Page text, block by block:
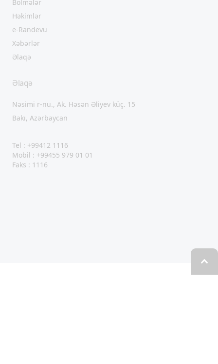
Bölmələr
Həkimlər
e-Randevu
Xəbərlər
Əlaqə
Əlaqə
Nəsimi r-nu., Ak. Həsən Əliyev küç. 15
Bakı, Azərbaycan
Tel : +99412 1116
Mobil : +99455 979 01 01
Faks : 1116